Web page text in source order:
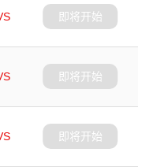
即将开始
即将开始
即将开始